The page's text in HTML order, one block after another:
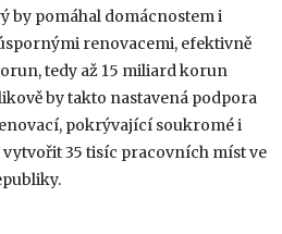
by pomáhal domácnostem i
renovacemi, efektivně
tedy až 15 miliard korun
by takto nastavená podpora
pokrývající soukromé i
vytvořit 35 tisíc pracovních míst ve